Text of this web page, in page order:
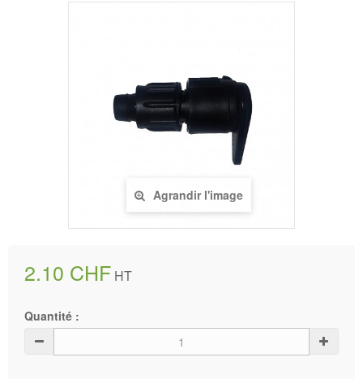
Agrandir l'image
2.10 CHF HT
Quantité :